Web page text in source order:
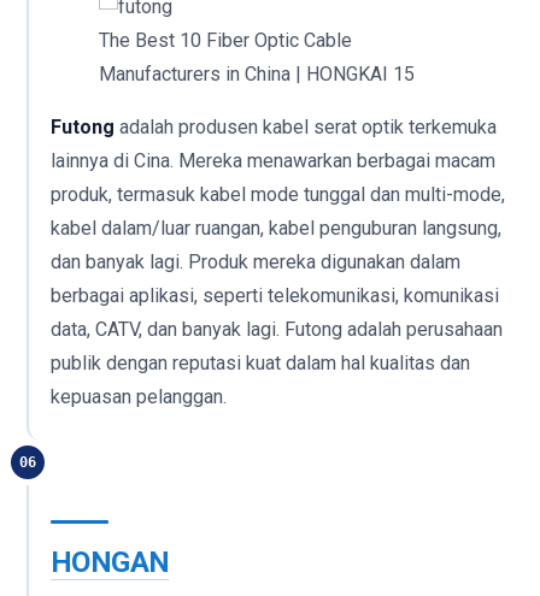
The Best 10 Fiber Optic Cable
Manufacturers in China | HONGKAI 15
Futong adalah produsen kabel serat optik terkemuka
lainnya di Cina. Mereka menawarkan berbagai macam
produk, termasuk kabel mode tunggal dan multi-mode,
kabel dalam/luar ruangan, kabel penguburan langsung,
dan banyak lagi. Produk mereka digunakan dalam
berbagai aplikasi, seperti telekomunikasi, komunikasi
data, CATV, dan banyak lagi. Futong adalah perusahaan
publik dengan reputasi kuat dalam hal kualitas dan
kepuasan pelanggan.
06
HONGAN